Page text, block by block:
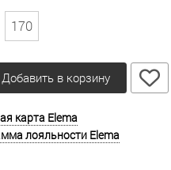
170
Добавить в корзину
карта Elema
лояльности Elema